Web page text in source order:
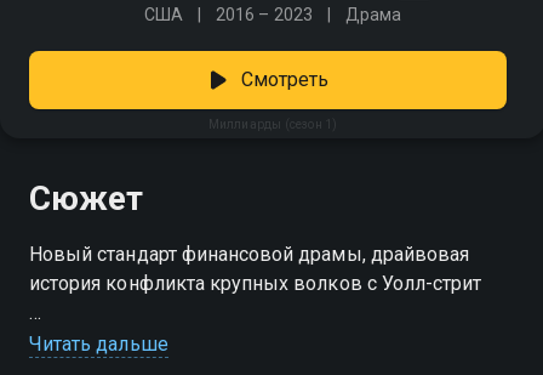
США 2016 – 2023 Драма
Миллиарды (сезон 1)
Смотреть
Сюжет
Новый стандарт финансовой драмы, драйвовая
история конфликта крупных волков с Уолл-стрит
Посмотреть онлайн 1 сезон сериала Миллиарды вы
Читать дальше